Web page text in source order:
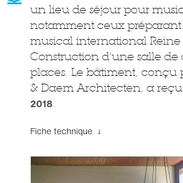
un lieu de séjour pour
notamment ceux
musical international Reine
Construction d'une salle de
places. Le bâtiment, conçu
& Daem Architecten, a
2018
Fiche technique ↓